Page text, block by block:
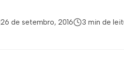
26 de setembro, 2016 3 min de